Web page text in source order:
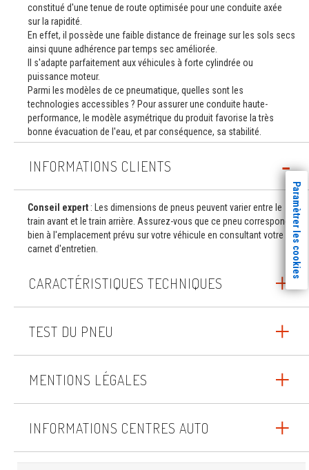
constitué d'une tenue de route optimisée pour une conduite axée
sur la rapidité.
En effet, il possède une faible distance de freinage sur les sols secs
ainsi quune adhérence par temps sec améliorée.
Il s'adapte parfaitement aux véhicules à forte cylindrée ou
puissance moteur.
Parmi les modèles de ce pneumatique, quelles sont les
technologies accessibles ? Pour assurer une conduite haute-
performance, le modèle asymétrique du produit favorise la très
bonne évacuation de l'eau, et par conséquence, sa stabilité.
INFORMATIONS CLIENTS
Conseil expert : Les dimensions de pneus peuvent varier entre le
train avant et le train arrière. Assurez-vous que ce pneu correspond
bien à l'emplacement prévu sur votre véhicule en consultant votre
carnet d'entretien.
CARACTÉRISTIQUES TECHNIQUES
TEST DU PNEU
MENTIONS LÉGALES
INFORMATIONS CENTRES AUTO
Paramètrer les cookies